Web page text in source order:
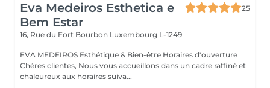
Eva Medeiros Esthetica e
Bem Estar
25
16, Rue du Fort Bourbon Luxembourg L-1249
EVA MEDEIROS Esthétique & Bien-être Horaires d'ouverture
Chères clientes, Nous vous accueillons dans un cadre raffiné et
chaleureux aux horaires suiva...